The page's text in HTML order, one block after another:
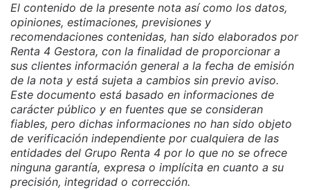
El contenido de la presente nota así como los datos,
opiniones, estimaciones, previsiones y
recomendaciones contenidas, han sido elaborados por
Renta 4 Gestora, con la finalidad de proporcionar a
sus clientes información general a la fecha de emisión
de la nota y está sujeta a cambios sin previo aviso.
Este documento está basado en informaciones de
carácter público y en fuentes que se consideran
fiables, pero dichas informaciones no han sido objeto
de verificación independiente por cualquiera de las
entidades del Grupo Renta 4 por lo que no se ofrece
ninguna garantía, expresa o implícita en cuanto a su
precisión, integridad o corrección.